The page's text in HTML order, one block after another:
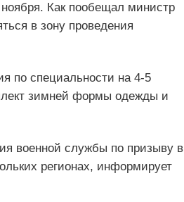
Как пообещал министр
в зону проведения
по специальности на 4-5
зимней формы одежды и
военной службы по призыву в
регионах, информирует